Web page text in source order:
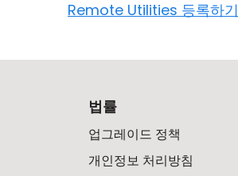
Remote Utilities 등록하기
법률
업그레이드 정책
개인정보 처리방침